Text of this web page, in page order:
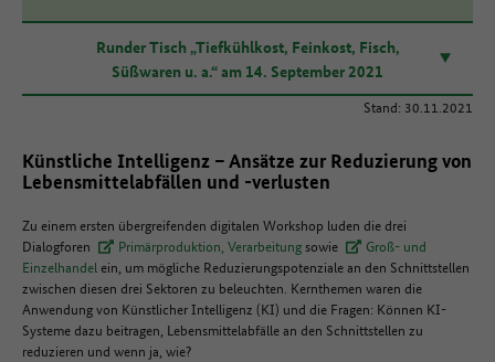
Runder Tisch „Tiefkühlkost, Feinkost, Fisch,
Süßwaren u. a.“ am 14. September 2021
Stand: 30.11.2021
Künstliche Intelligenz – Ansätze zur Reduzierung von
Lebensmittelabfällen und -verlusten
Zu einem ersten übergreifenden digitalen Workshop luden die drei
Dialogforen
Primärproduktion, Verarbeitungsowie
Groß- und
Einzelhandelein, um mögliche Reduzierungspotenziale an den Schnittstellen
zwischen diesen drei Sektoren zu beleuchten. Kernthemen waren die
Anwendung von Künstlicher Intelligenz (KI) und die Fragen: Können KI-
Systeme dazu beitragen, Lebensmittelabfälle an den Schnittstellen zu
reduzieren und wenn ja, wie?